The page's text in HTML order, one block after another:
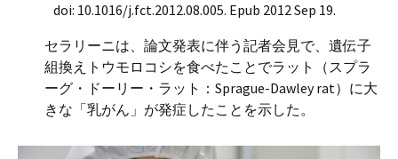
doi: 10.1016/j.fct.2012.08.005. Epub 2012 Sep 19.
セラリーニは、論文発表に伴う記者会見で、遺伝子
組換えトウモロコシを食べたことでラット（スプラ
ーグ・ドーリー・ラット：Sprague-Dawley rat）に大
きな「乳がん」が発症したことを示した。